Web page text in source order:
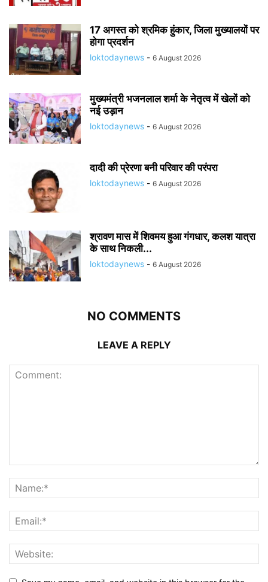
17 अगस्त को श्रमिक हुंकार, जिला मुख्यालयों पर
होगा प्रदर्शन
loktodaynews - 6 August 2026
मुख्यमंत्री भजनलाल शर्मा के नेतृत्व में खेलों को
नई उड़ान
loktodaynews - 6 August 2026
दादी की प्रेरणा बनी परिवार की परंपरा
loktodaynews - 6 August 2026
श्रावण मास में शिवमय हुआ गंगधार, कलश यात्रा
के साथ निकली...
loktodaynews - 6 August 2026
NO COMMENTS
LEAVE A REPLY